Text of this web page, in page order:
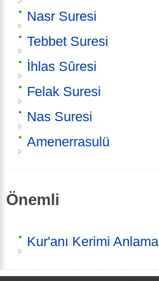
Nasr Suresi
Tebbet Suresi
İhlas Sûresi
Felak Suresi
Nas Suresi
Amenerrasulü
Önemli
Kur'anı Kerimi Anlama